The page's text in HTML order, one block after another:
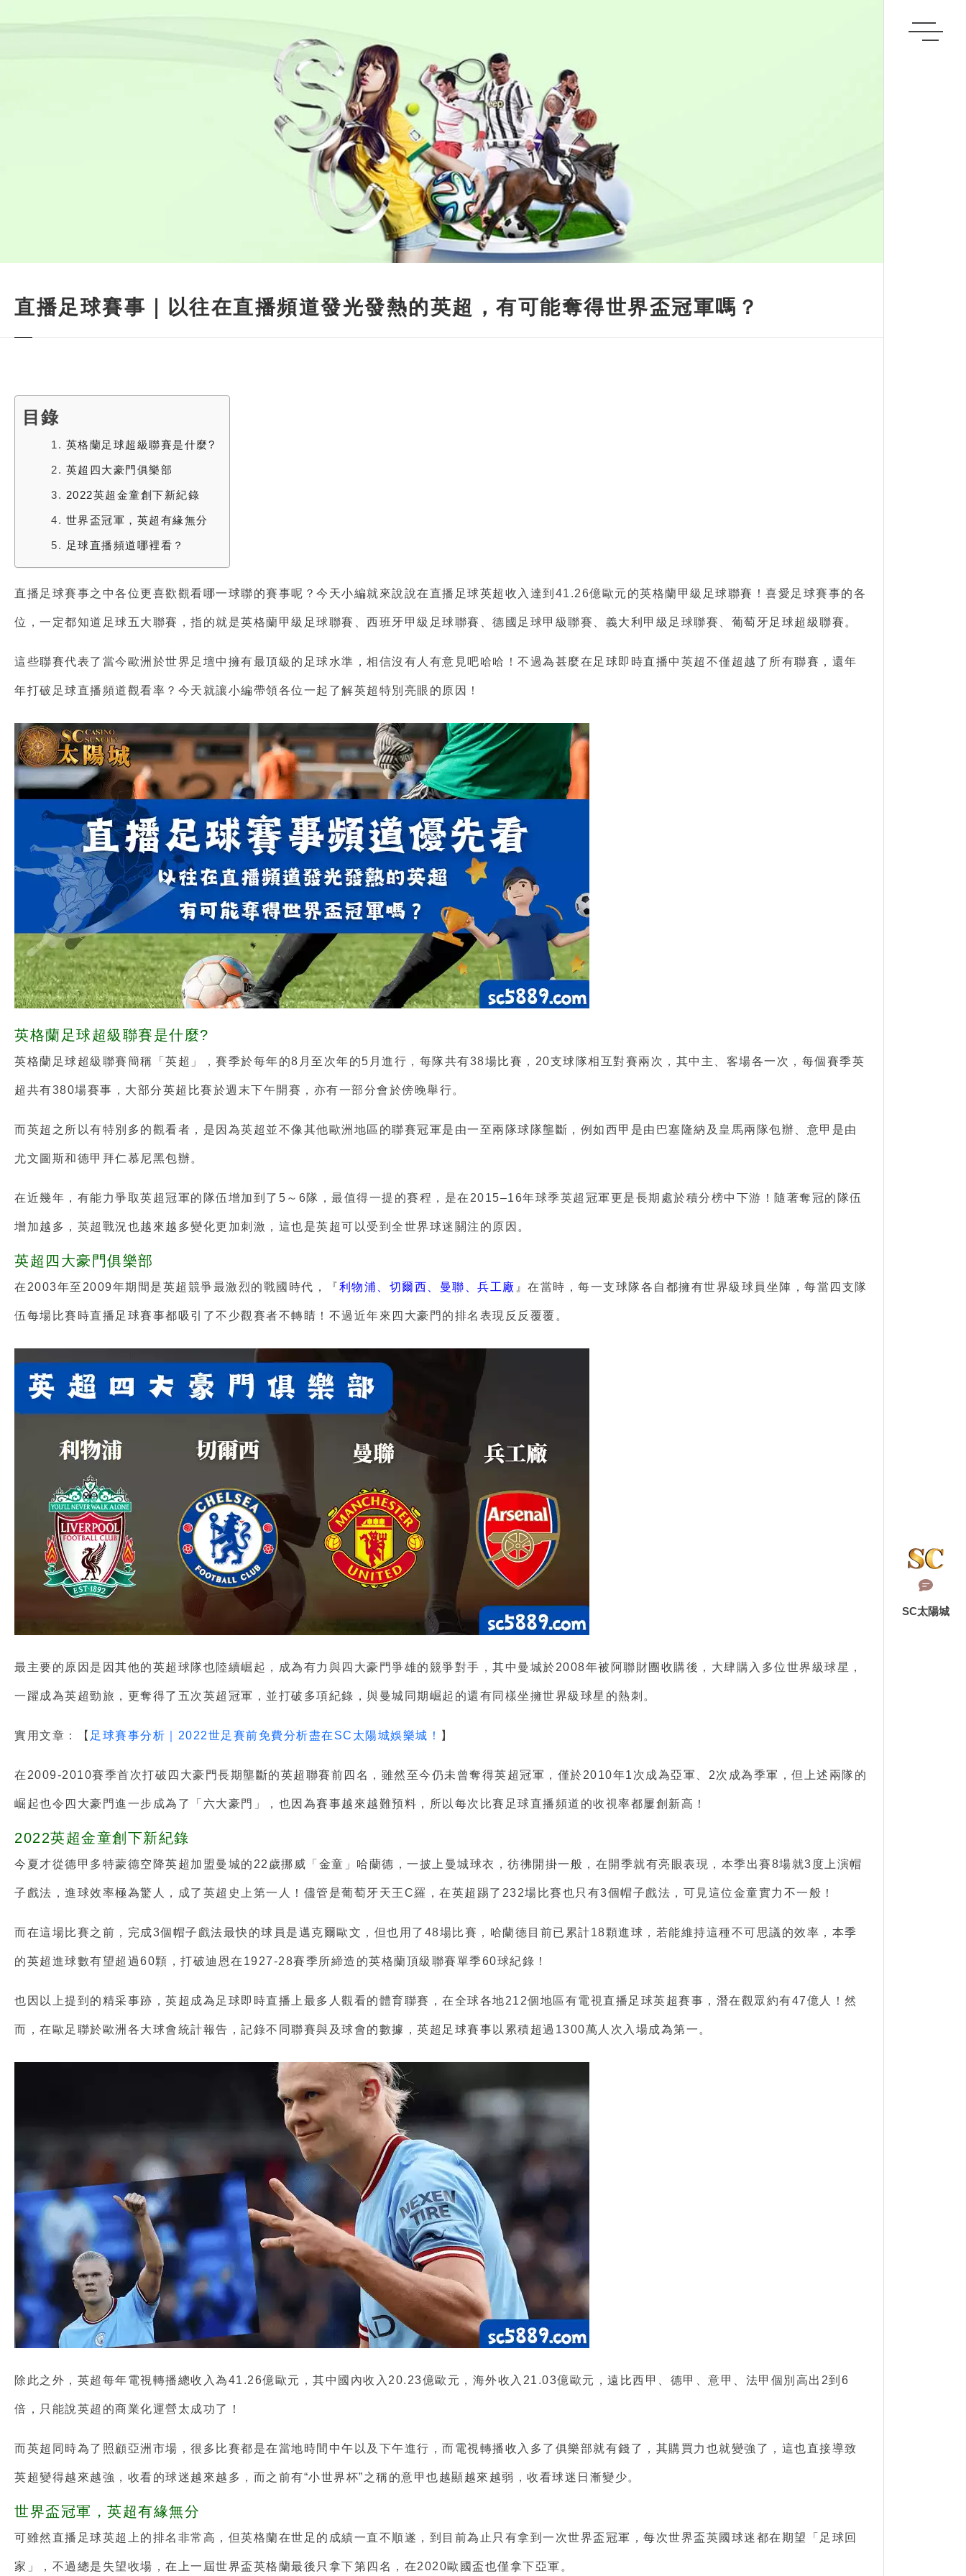
SC太陽城
直播足球賽事｜以往在直播頻道發光發熱的英超，有可能奪得世界盃冠軍嗎？
目錄
1. 英格蘭足球超級聯賽是什麼?
2. 英超四大豪門俱樂部
3. 2022英超金童創下新紀錄
4. 世界盃冠軍，英超有緣無分
5. 足球直播頻道哪裡看？
直播足球賽事之中各位更喜歡觀看哪一球聯的賽事呢？今天小編就來說說在 直播足球英超 收入達到41.26億歐元的英格蘭甲級足球聯賽！喜愛 足球賽事的各
位，一定都知道足球五大聯賽，指的就是英格蘭甲級足球聯賽、西班牙甲級足球聯賽、德國足球甲級聯賽、義大利甲級足球聯賽、葡萄牙足球超級聯賽。
這些聯賽代表了當今歐洲於世界足壇中擁有最頂級的足球水準，相信沒有人有意見吧哈哈！不過為甚麼在 足球即時直播中英超不僅超越了所有聯賽，還年
年打破 足球直播頻道觀看率？今天就讓小編帶領各位一起了解英超特別亮眼的原因！
英格蘭足球超級聯賽是什麼?
英格蘭足球超級聯賽簡稱「英超」，賽季於每年的8月至次年的5月進行，每隊共有38場比賽，20支球隊相互對賽兩次，其中主、客場各一次，每個賽季英
超共有380場賽事，大部分英超比賽於週末下午開賽，亦有一部分會於傍晚舉行。
而英超之所以有特別多的觀看者，是因為英超並不像其他歐洲地區的聯賽冠軍是由一至兩隊球隊壟斷，例如西甲是由巴塞隆納及皇馬兩隊包辦、意甲是由
尤文圖斯和德甲拜仁慕尼黑包辦。
在近幾年，有能力爭取英超冠軍的隊伍增加到了5～6隊，最值得一提的賽程，是在2015–16年球季英超冠軍更是長期處於積分榜中下游！隨著奪冠的隊伍
增加越多，英超戰況也越來越多變化更加刺激，這也是英超可以受到全世界球迷關注的原因。
英超四大豪門俱樂部
在2003年至2009年期間是英超競爭最激烈的戰國時代，『利物浦、切爾西、曼聯、兵工廠 』在當時，每一支球隊各自都擁有世界級球員坐陣，每當四支隊
伍每場比賽時直播足球賽事都吸引了不少觀賽者不轉睛！不過近年來四大豪門的排名表現反反覆覆。
最主要的原因是因其他的英超球隊也陸續崛起，成為有力與四大豪門爭雄的競爭對手，其中曼城於2008年被阿聯財團收購後，大肆購入多位世界級球星，
一躍成為英超勁旅，更奪得了五次英超冠軍，並打破多項紀錄，與曼城同期崛起的還有同樣坐擁世界級球星的熱刺。
實用文章：【 足球賽事分析｜2022世足賽前免費分析盡在SC太陽城娛樂城！ 】
在2009-2010賽季首次打破四大豪門長期壟斷的英超聯賽前四名，雖然至今仍未曾奪得英超冠軍，僅於2010年1次成為亞軍、2次成為季軍，但上述兩隊的
崛起也令四大豪門進一步成為了「六大豪門」，也因為賽事越來越難預料，所以每次比賽足球直播頻道的收視率都屢創新高！
2022英超金童創下新紀錄
今夏才從德甲多特蒙德空降英超加盟曼城的22歲挪威「金童」哈蘭德，一披上曼城球衣，彷彿開掛一般，在開季就有亮眼表現，本季出賽8場就3度上演帽
子戲法，進球效率極為驚人，成了英超史上第一人！儘管是葡萄牙天王C羅，在英超踢了232場比賽也只有3個帽子戲法，可見這位金童實力不一般！
而在這場比賽之前，完成3個帽子戲法最快的球員是邁克爾歐文，但也用了48場比賽，哈蘭德目前已累計18顆進球，若能維持這種不可思議的效率，本季
的英超進球數有望超過60顆，打破迪恩在1927-28賽季所締造的英格蘭頂級聯賽單季60球紀錄！
也因以上提到的精采事跡，英超成為 足球即時直播 上最多人觀看的體育聯賽，在全球各地212個地區有電視 直播足球英超賽事，潛在觀眾約有47億人！然
而，在歐足聯於歐洲各大球會統計報告，記錄不同聯賽與及球會的數據，英超足球賽事以累積超過1300萬人次入場成為第一。
除此之外，英超每年電視轉播總收入為41.26億歐元，其中國內收入20.23億歐元，海外收入21.03億歐元，遠比西甲、德甲、意甲、法甲個別高出2到6
倍，只能說英超的商業化運營太成功了！
而英超同時為了照顧亞洲市場，很多比賽都是在當地時間中午以及下午進行，而電視轉播收入多了俱樂部就有錢了，其購買力也就變強了，這也直接導致
英超變得越來越強，收看的球迷越來越多，而之前有“小世界杯”之稱的意甲也越顯越來越弱，收看球迷日漸變少。
世界盃冠軍，英超有緣無分
可雖然 直播足球英超 上的排名非常高，但英格蘭在世足的成績一直不順遂，到目前為止只有拿到一次世界盃冠軍，每次世界盃英國球迷都在期望「足球回
家」，不過總是失望收場，在上一屆世界盃英格蘭最後只拿下第四名，在2020歐國盃也僅拿下亞軍。